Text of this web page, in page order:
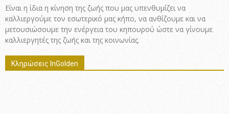
Είναι η ίδια η κίνηση της ζωής που μας υπενθυμίζει να
καλλιεργούμε τον εσωτερικό μας κήπο, να ανθίζουμε και να
μετουσιώσουμε την ενέργεια του κηπουρού ώστε να γίνουμε
καλλιεργητές της ζωής και της κοινωνίας.
Κληρώσεις InGolden